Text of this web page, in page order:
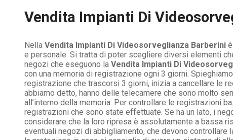
Vendita Impianti Di
Nella Vendita Impianti Di Videosorveglianza Barberini
e personale. Si tratta di poter scegliere diversi elementi
negozi che eseguono la Vendita Impianti Di
con una memoria di registrazione ogni 3 giorni.
registrazione che trascorsi 3 giorni, inizia a cancellare le
abbiamo detto, hanno delle telecamere che sono molto
all’interno della memoria. Per controllare le registrazioni
registrazioni che sono state effettuate. Se ha un lato, i
considerare che la loro ripresa è assolutamente a bassa
eventuali negozi di abbigliamento, che devono controllare